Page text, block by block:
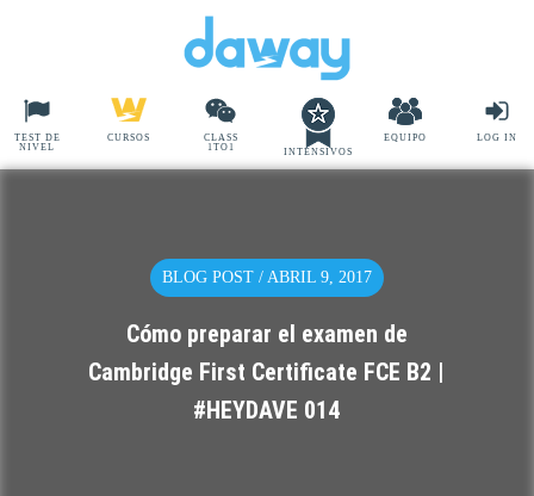
TEST DE
NIVEL
CURSOS
CLASS
1TO1
INTENSIVOS
EQUIPO LOG IN
BLOG POST / ABRIL 9, 2017
Cómo preparar el examen de
Cambridge First Certificate FCE B2 |
#HEYDAVE 014